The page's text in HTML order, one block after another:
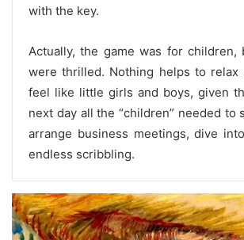
with the key.
Actually, the game was for children,
were thrilled. Nothing helps to relax
feel like little girls and boys, given
next day all the “children” needed to
arrange business meetings, dive
endless scribbling.